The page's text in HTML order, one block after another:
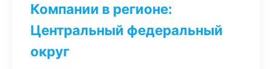
Компании в регионе:
Центральный федеральный
округ